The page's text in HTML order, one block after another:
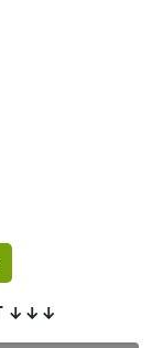
↓↓↓